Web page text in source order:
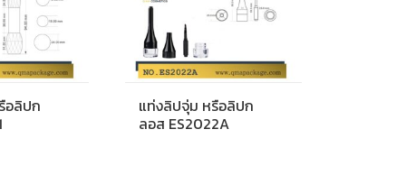
อลิปก
แท่งลิปจุ่ม หรือลิปก
ลอส ES2022A